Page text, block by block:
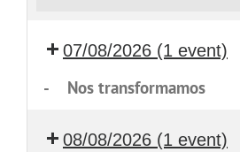
07/08/2026 (1 event)
- Nos transformamos
08/08/2026 (1 event)